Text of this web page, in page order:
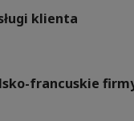
klienta
francuskie